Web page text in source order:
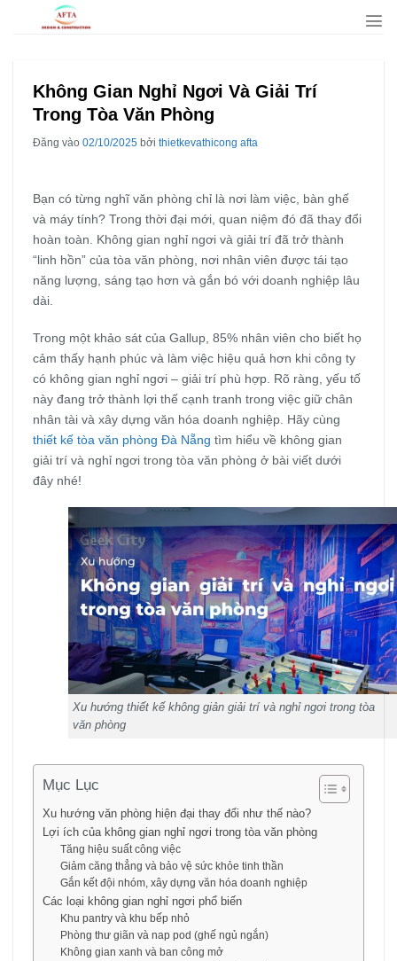
Không Gian Nghỉ Ngơi Và Giải Trí
Trong Tòa Văn Phòng
Đăng vào 02/10/2025 bởi thietkevathicong afta
Bạn có từng nghĩ văn phòng chỉ là nơi làm việc, bàn ghế
và máy tính? Trong thời đại mới, quan niệm đó đã thay đổi
hoàn toàn. Không gian nghỉ ngơi và giải trí đã trở thành
“linh hồn” của tòa văn phòng, nơi nhân viên được tái tạo
năng lượng, sáng tạo hơn và gắn bó với doanh nghiệp lâu
dài.
Trong một khảo sát của Gallup, 85% nhân viên cho biết họ
cảm thấy hạnh phúc và làm việc hiệu quả hơn khi công ty
có không gian nghỉ ngơi – giải trí phù hợp. Rõ ràng, yếu tố
này đang trở thành lợi thế cạnh tranh trong việc giữ chân
nhân tài và xây dựng văn hóa doanh nghiệp. Hãy cùng
thiết kế tòa văn phòng Đà Nẵng tìm hiểu về không gian
giải trí và nghỉ ngơi trong tòa văn phòng ở bài viết dưới
đây nhé!
Xu hướng thiết kế không giản giải trí và nghỉ ngơi trong tòa
văn phòng
Mục Lục
Xu hướng văn phòng hiện đại thay đổi như thế nào?
Lợi ích của không gian nghỉ ngơi trong tòa văn phòng
Tăng hiệu suất công việc
Giảm căng thẳng và bảo vệ sức khỏe tinh thần
Gắn kết đội nhóm, xây dựng văn hóa doanh nghiệp
Các loại không gian nghỉ ngơi phổ biến
Khu pantry và khu bếp nhỏ
Phòng thư giãn và nap pod (ghế ngủ ngắn)
Không gian xanh và ban công mở